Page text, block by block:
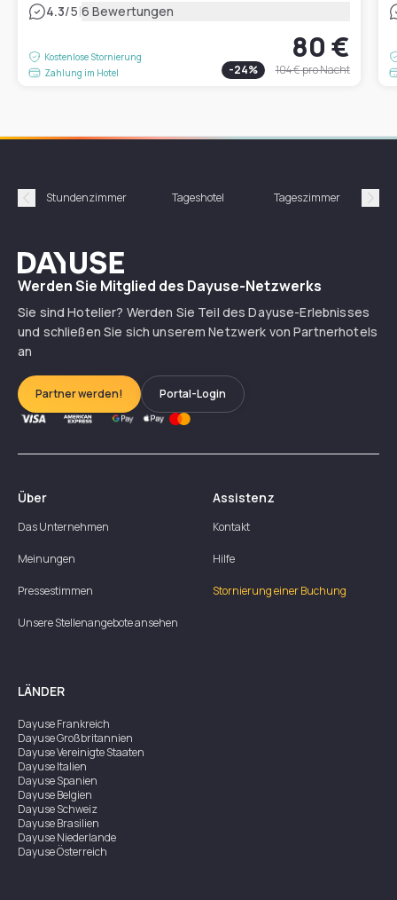
4.3/5|6 Bewertungen
Kostenlose Stornierung
Zahlung im Hotel
80 €
-24% 104 €pro Nacht
Précédent
Stundenzimmer Tageshotel Tageszimmer
Dayuse
Werden Sie Mitglied des Dayuse-Netzwerks
Sie sind Hotelier? Werden Sie Teil des Dayuse-Erlebnisses
und schließen Sie sich unserem Netzwerk von Partnerhotels
an
Partner werden! Portal-Login
Über
Das Unternehmen
Meinungen
Pressestimmen
Unsere Stellenangebote ansehen
Assistenz
Kontakt
Hilfe
Stornierung einer Buchung
LÄNDER
DayuseFrankreich
DayuseGroßbritannien
DayuseVereinigte Staaten
DayuseItalien
DayuseSpanien
DayuseBelgien
DayuseSchweiz
DayuseBrasilien
DayuseNiederlande
DayuseÖsterreich